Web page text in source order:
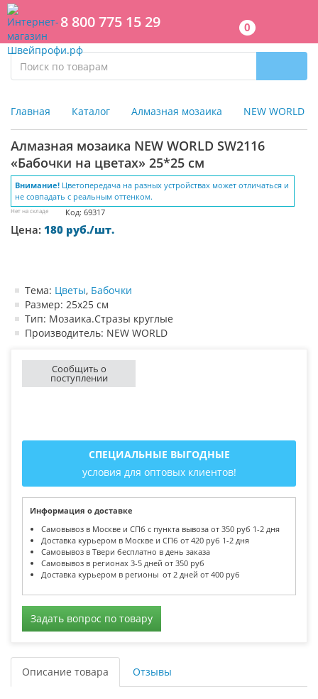
8 800 775 15 29 0
Главная Каталог Алмазная мозаика NEW WORLD
Алмазная мозаика NEW WORLD SW2116
«Бабочки на цветах» 25*25 см
Внимание! Цветопередача на разных устройствах может отличаться и
не совпадать с реальным оттенком.
Нет на складе Код: 69317
Цена: 180 руб./шт.
Тема: Цветы, Бабочки
Размер: 25х25 см
Тип: Мозаика.Стразы круглые
Производитель: NEW WORLD
Сообщить о
поступлении
СПЕЦИАЛЬНЫЕ ВЫГОДНЫЕ
условия для оптовых клиентов!
Информация о доставке
Самовывоз в Москве и СПб с пункта вывоза от 350 руб 1-2 дня
Доставка курьером в Москве и СПб от 420 руб 1-2 дня
Самовывоз в Твери бесплатно в день заказа
Самовывоз в регионах 3-5 дней от 350 руб
Доставка курьером в регионы от 2 дней от 400 руб
Задать вопрос по товару
Описание товара Отзывы